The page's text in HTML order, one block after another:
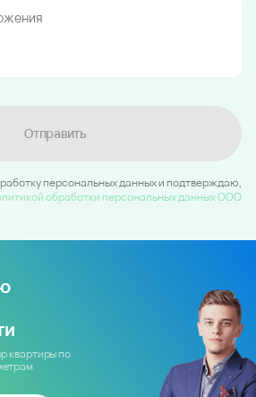
Отправить
персональных данных и подтверждаю,
обработки персональных данных ООО
квартиры по